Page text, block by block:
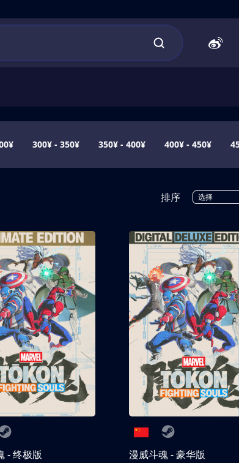
300¥ - 350¥ 350¥ - 400¥ 400¥ - 450¥
排序 选择
- 终极版
漫威斗魂 - 豪华版